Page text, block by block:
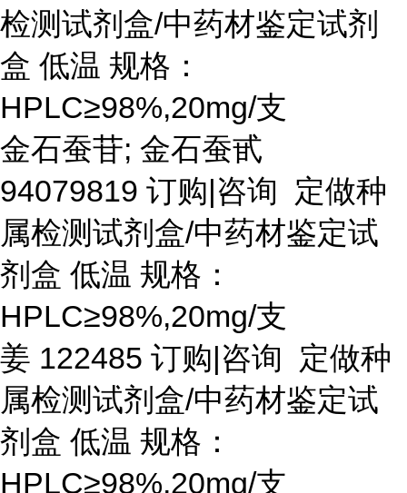
检测试剂盒/中药材鉴定试剂
盒 低温 规格：
HPLC≥98%,20mg/支
金石蚕苷; 金石蚕甙
94079819 订购|咨询 定做种
属检测试剂盒/中药材鉴定试
剂盒 低温 规格：
HPLC≥98%,20mg/支
姜 122485 订购|咨询 定做种
属检测试剂盒/中药材鉴定试
剂盒 低温 规格：
HPLC≥98%,20mg/支